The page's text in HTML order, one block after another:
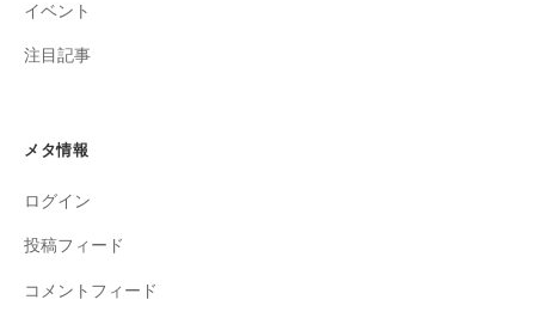
イベント
注目記事
メタ情報
ログイン
投稿フィード
コメントフィード